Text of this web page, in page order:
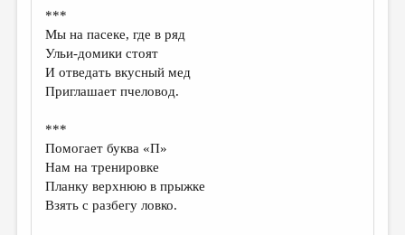
ИЗБРАННОЕ
ДАЙДЖЕСТ
ПРОИЗВЕДЕНИЯ
ПЕРЕВОДЫ
КОНКУРСЫ
ДЕТСКАЯ КОМНАТА
КНИЖНАЯ ПОЛКА
***
Мы на пасеке, где в ряд
Ульи-домики стоят
И отведать вкусный мед
Приглашает пчеловод.
***
Помогает буква «П»
Нам на тренировке
Планку верхнюю в прыжке
Взять с разбегу ловко.